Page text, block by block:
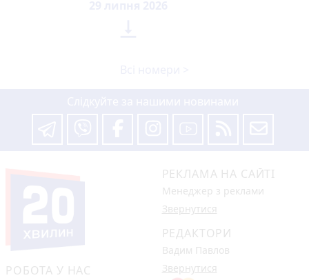
РОБОТА У НАС
РЕКЛАМА НА САЙТІ
Менеджер з реклами
Звернутися
РЕДАКТОРИ
Вадим Павлов
Звернутися